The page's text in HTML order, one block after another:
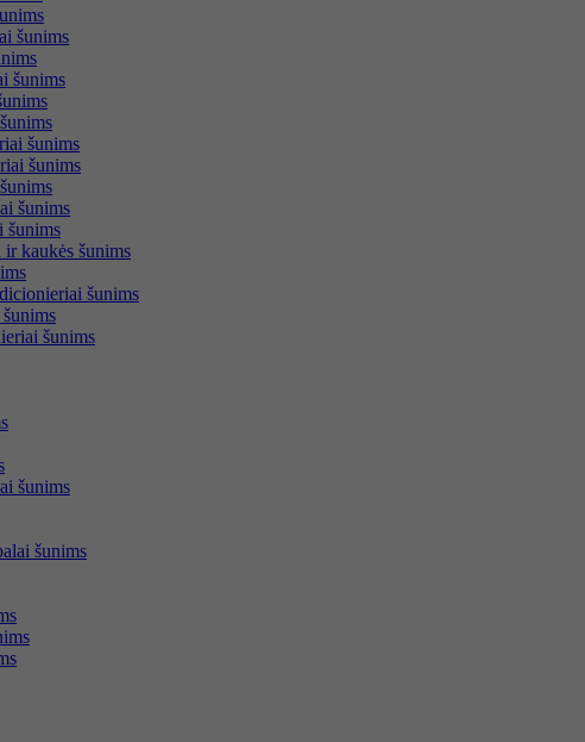
šunims
šunims
šunims
šunims
šunims
šunims
kaukės šunims
šunims
šunims
šunims
šunims